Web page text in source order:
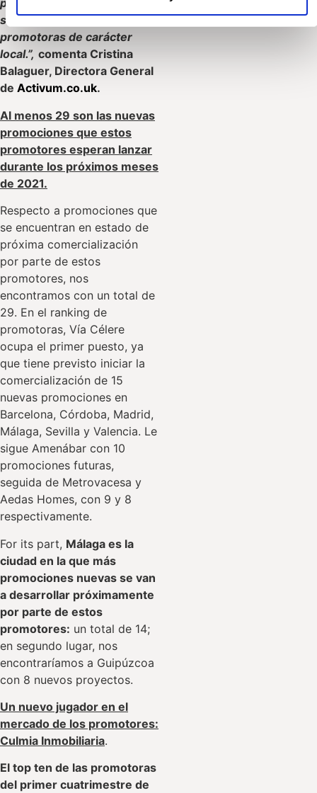
proyectos de obra nueva
son desarrollados por
promotoras de carácter
local.”, comenta Cristina
Balaguer, Directora General
de Activum.co.uk.
Al menos 29 son las nuevas
promociones que estos
promotores esperan lanzar
durante los próximos meses
de 2021.
Respecto a promociones que
se encuentran en estado de
próxima comercialización
por parte de estos
promotores, nos
encontramos con un total de
29. En el ranking de
promotoras, Vía Célere
ocupa el primer puesto, ya
que tiene previsto iniciar la
comercialización de 15
nuevas promociones en
Barcelona, Córdoba, Madrid,
Málaga, Sevilla y Valencia. Le
sigue Amenábar con 10
promociones futuras,
seguida de Metrovacesa y
Aedas Homes, con 9 y 8
respectivamente.
For its part, Málaga es la
ciudad en la que más
promociones nuevas se van
a desarrollar próximamente
por parte de estos
promotores: un total de 14;
en segundo lugar, nos
encontraríamos a Guipúzcoa
con 8 nuevos proyectos.
Un nuevo jugador en el
mercado de los promotores:
Culmia Inmobiliaria.
El top ten de las promotoras
del primer cuatrimestre de